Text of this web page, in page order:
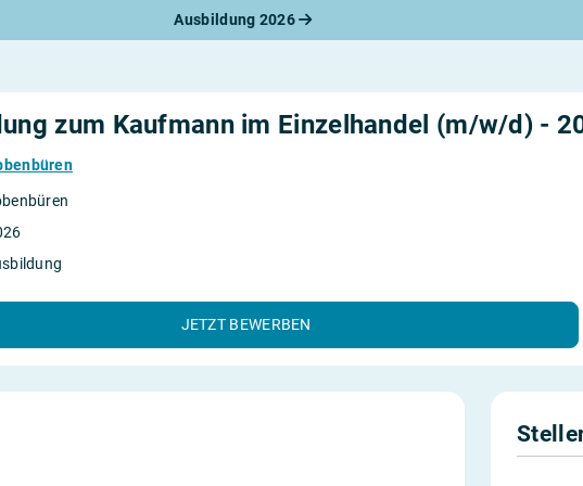
Ausbildung 2026
Bewerbung
Check
zum Kaufmann im Einzelhandel (m/w/d) -
JETZT BEWERBEN